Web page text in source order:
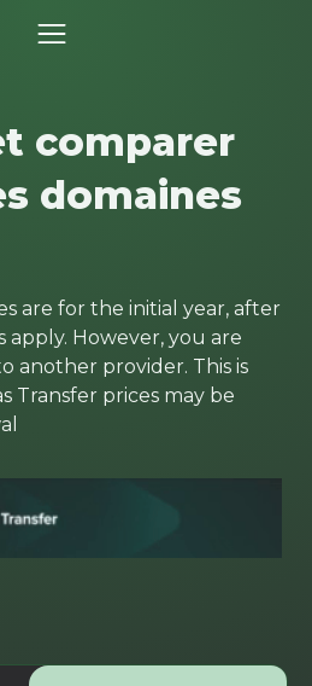
comparer
domaines
are for the initial year, after
apply. However, you are
another provider. This is
Transfer prices may be